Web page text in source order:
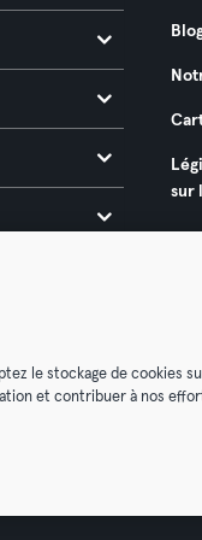
sur
Politique de
le stockage de cookies
et contribuer à nos